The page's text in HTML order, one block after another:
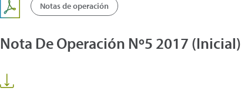
Notas de operación
Nota De Operación Nº5 2017 (Inicial)